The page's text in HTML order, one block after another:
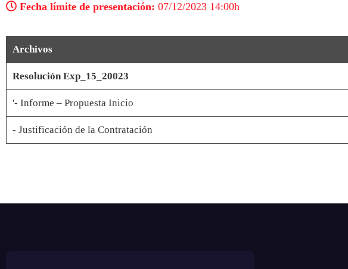
Fecha límite de presentación: 07/12/2023 14:00h
Archivos
Resolución Exp_15_20023
'- Informe – Propuesta Inicio
- Justificación de la Contratación